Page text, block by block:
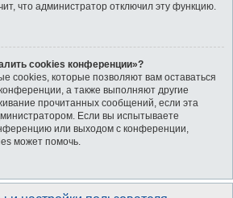
что администратор отключил эту функцию.
cookies конференции»?
cookies, которые позволяют вам оставаться
а также выполняют другие
прочитанных сообщений, если эта
Если вы испытываете
или выходом с конференции,
может помочь.